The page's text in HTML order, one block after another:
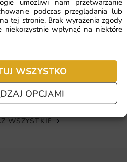
umożliwi nam przetwarzanie
podczas przeglądania lub
tej stronie. Brak wyrażenia zgody
wpłynąć na niektóre
WSZYSTKO
OPCJAMI
doradcą przed złożeniem
zł
WSZYSTKIE